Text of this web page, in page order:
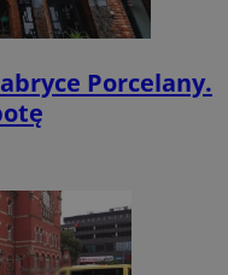
Porcelany.